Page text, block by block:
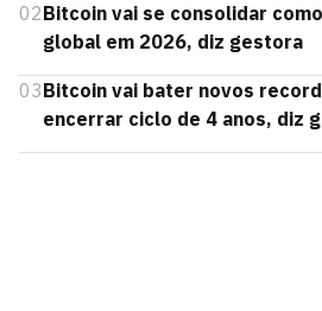
02Bitcoin vai se consolidar
global em 2026, diz gestora
03Bitcoin vai bater novos
encerrar ciclo de 4 anos, diz